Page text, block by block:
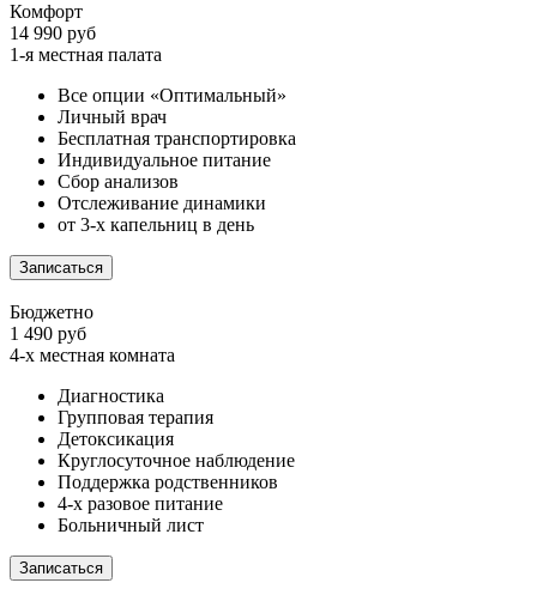
Комфорт
14 990 руб
1-я местная палата
Все опции «Оптимальный»
Личный врач
Бесплатная транспортировка
Индивидуальное питание
Сбор анализов
Отслеживание динамики
от 3-х капельниц в день
Записаться
Бюджетно
1 490 руб
4-х местная комната
Диагностика
Групповая терапия
Детоксикация
Круглосуточное наблюдение
Поддержка родственников
4-х разовое питание
Больничный лист
Записаться